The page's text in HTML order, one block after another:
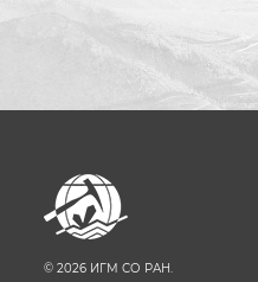
© 2026 ИГМ СО РАН.